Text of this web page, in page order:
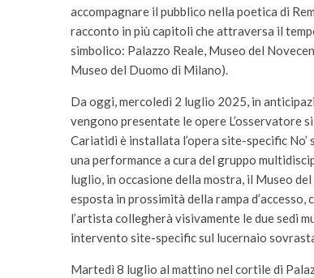
accompagnare il pubblico nella poetica di
racconto in più capitoli che attraversa il
simbolico: Palazzo Reale, Museo del
Museo del Duomo di Milano).
Da oggi, mercoledì 2 luglio 2025, in
vengono presentate le opere L’osservatore
Cariatidi è installata l’opera site-specific
una performance a cura del gruppo
luglio, in occasione della mostra, il Museo
esposta in prossimità della rampa
l’artista collegherà visivamente le due sedi
intervento site-specific sul lucernaio
Martedì 8 luglio al mattino nel cortile di